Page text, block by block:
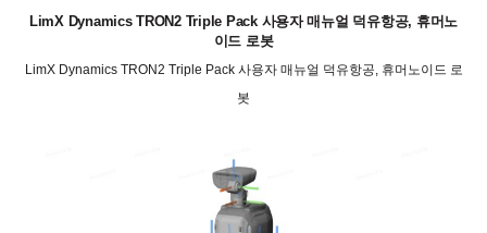
LimX Dynamics TRON2 Triple Pack 사용자 매뉴얼 덕유항공, 휴머노
이드 로봇
LimX Dynamics TRON2 Triple Pack 사용자 매뉴얼 덕유항공, 휴머노이드 로
봇